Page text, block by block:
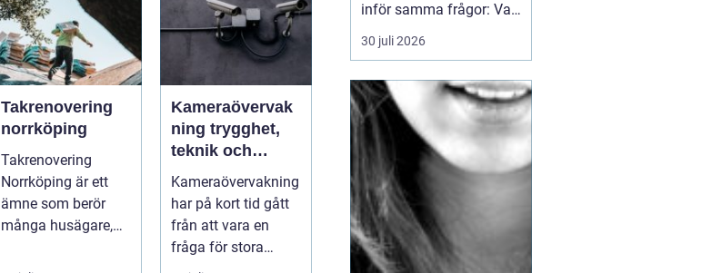
Takrenovering
norrköping
Takrenovering
Norrköping är ett
ämne som berör
många husägare,
gar och fastighets...
Kameraövervak
ning trygghet,
teknik och
ansvar i samma
lösning
Kameraövervakning
har på kort tid gått
från att vara en
fråga för stora
företag och
inför samma frågor: Vad
är samlingen värd? Var
vänder man sig? Och hur
för billigt? Oavsett om
samlingen är egen, ärvd
eller del av ett dödsbo
går det att skapa
ordning, få en rättvi...
30 juli 2026